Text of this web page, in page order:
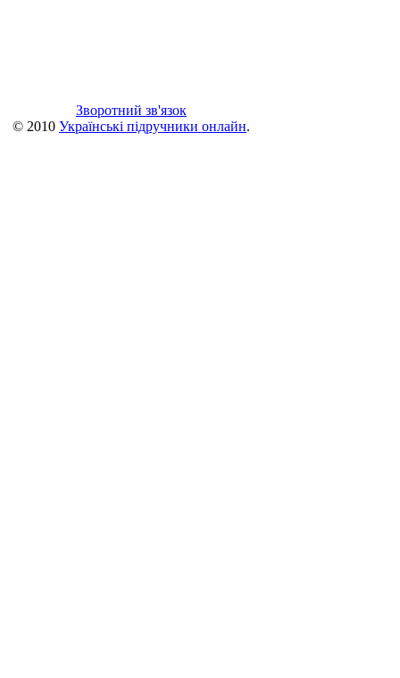
Зворотний зв'язок
© 2010 Українські підручники онлайн.